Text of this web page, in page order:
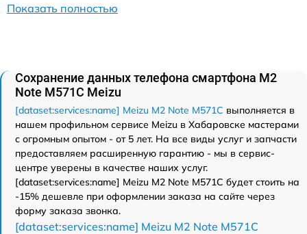
Показать полностью
Сохранение данных телефона смартфона M2
Note M571C Meizu
[dataset:services:name] Meizu M2 Note M571C выполняется в
нашем профильном сервисе Meizu в Хабаровске мастерами
с огромным опытом - от 5 лет. На все виды услуг и запчасти
предоставляем расширенную гарантию - мы в сервис-
центре уверены в качестве наших услуг.
[dataset:services:name] Meizu M2 Note M571C будет стоить на
-15% дешевле при оформлении заказа на сайте через
форму заказа звонка.
[dataset:services:name] Meizu M2 Note M571C